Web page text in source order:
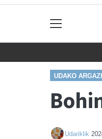
UDAKO
Udariklik